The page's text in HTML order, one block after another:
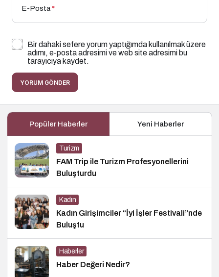
E-Posta*
Bir dahaki sefere yorum yaptığımda kullanılmak üzere
adımı, e-posta adresimi ve web site adresimi bu
tarayıcıya kaydet.
YORUM GÖNDER
Popüler Haberler Yeni Haberler
Turizm
FAM Trip ile Turizm Profesyonellerini
Buluşturdu
Kadın
Kadın Girişimciler “İyi İşler Festivali”nde
Buluştu
Haberler
Haber Değeri Nedir?